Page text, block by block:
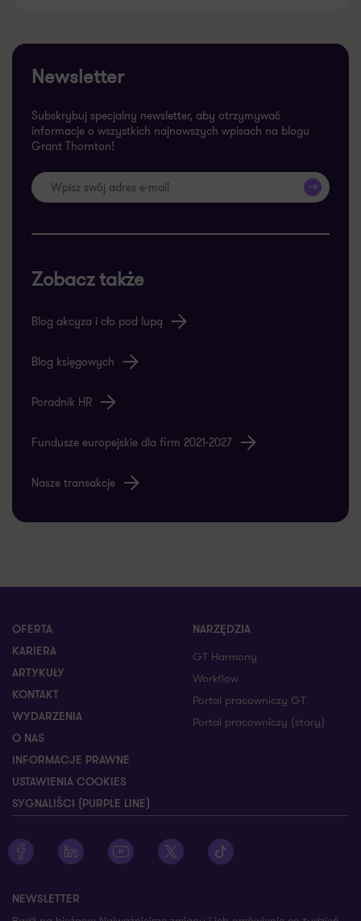
Newsletter
Subskrybuj specjalny newsletter, aby otrzymywać
informacje o wszystkich najnowszych wpisach na blogu
Grant Thornton!
>>
Zobacz także
Blog akcyza i cło pod lupą
Blog księgowych
Poradnik HR
Fundusze europejskie dla firm 2021-2027
Nasze transakcje
OFERTA
KARIERA
ARTYKUŁY
KONTAKT
WYDARZENIA
O NAS
INFORMACJE PRAWNE
USTAWIENIA COOKIES
SYGNALIŚCI (PURPLE LINE)
NARZĘDZIA
GT Harmony
Workflow
Portal pracowniczy GT
Portal pracowniczy (stary)
Zobacz profil Grant Thornton na Facebooku
Zobacz profil Grant Thornton na LinkedIn
Zobacz profil Grant Thornton na YouTube
Zobacz profil Grant Thornton na X
Zobacz profil Grant
NEWSLETTER